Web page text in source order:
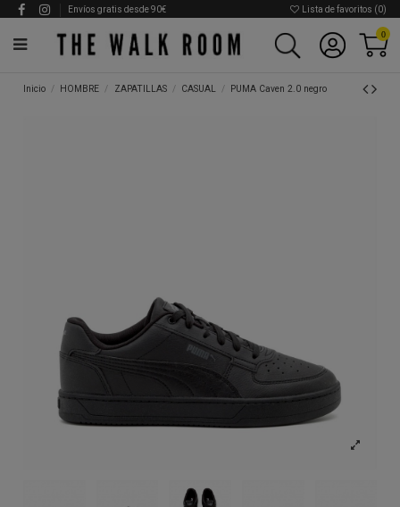
Envíos gratis desde 90€ Lista de favoritos (0)
0
Inicio HOMBRE ZAPATILLAS CASUAL PUMA Caven 2.0 negro